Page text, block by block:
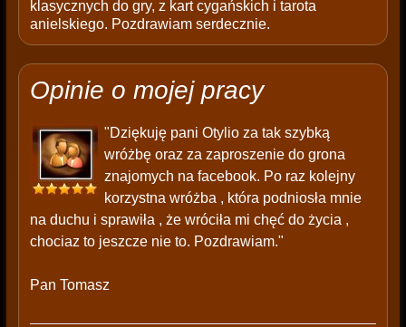
klasycznych do gry, z kart cygańskich i tarota
anielskiego. Pozdrawiam serdecznie.
Opinie o mojej pracy
"Dziękuję pani Otylio za tak szybką
wróżbę oraz za zaproszenie do grona
znajomych na facebook. Po raz kolejny
korzystna wróżba , która podniosła mnie
na duchu i sprawiła , że wróciła mi chęć do życia ,
chociaz to jeszcze nie to. Pozdrawiam."
Pan Tomasz